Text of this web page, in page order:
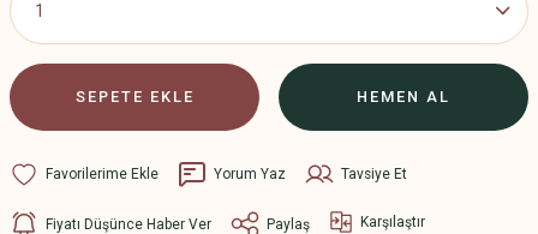
SEPETE EKLE HEMEN AL
Yorum Yaz Tavsiye Et
Fiyatı Düşünce Haber Ver Paylaş Karşılaştır